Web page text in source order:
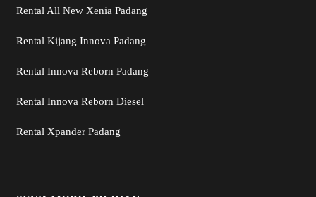
Rental All New Xenia Padang
Rental Kijang Innova Padang
Rental Innova Reborn Padang
Rental Innova Reborn Diesel
Rental Xpander Padang